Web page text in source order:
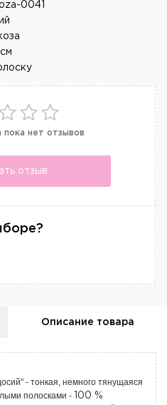
0041
см
пока нет отзывов
отзыв
Описание товара
- тонкая, немного тянущаяся
полосками -
100 %